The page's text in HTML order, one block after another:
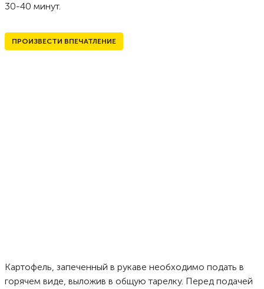
30-40 минут.
ПРОИЗВЕСТИ ВПЕЧАТЛЕНИЕ
Картофель, запеченный в рукаве необходимо подать в
горячем виде, выложив в общую тарелку. Перед подачей